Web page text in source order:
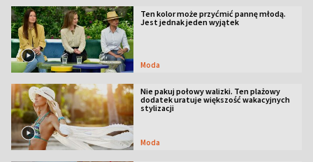
Ten kolor może przyćmić pannę młodą.
Jest jednak jeden wyjątek
Moda
Nie pakuj połowy walizki. Ten plażowy
dodatek uratuje większość wakacyjnych
stylizacji
Moda